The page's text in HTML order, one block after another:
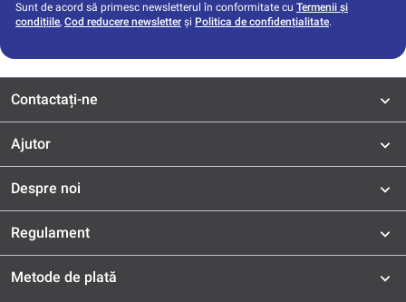
Sunt de acord să primesc newsletterul în conformitate cu Termenii și
condițiile, Cod reducere newsletter și Politica de confidențialitate.
Contactați-ne
Ajutor
Despre noi
Regulament
Metode de plată